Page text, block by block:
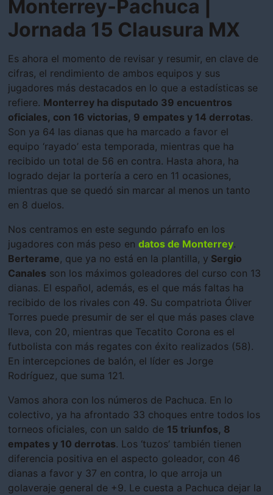
Monterrey-Pachuca |
Jornada 15 Clausura MX
Es ahora el momento de revisar y resumir, en clave de
cifras, el rendimiento de ambos equipos y sus
jugadores más destacados en lo que a estadísticas se
refiere. Monterrey ha disputado 39 encuentros
oficiales, con 16 victorias, 9 empates y 14 derrotas.
Son ya 64 las dianas que ha marcado a favor el
equipo ‘rayado’ esta temporada, mientras que ha
recibido un total de 56 en contra. Hasta ahora, ha
logrado dejar la portería a cero en 11 ocasiones,
mientras que se quedó sin marcar al menos un tanto
en 8 duelos.
Nos centramos en este segundo párrafo en los
jugadores con más peso en datos de Monterrey.
Berterame, que ya no está en la plantilla, y Sergio
Canales son los máximos goleadores del curso con 13
dianas. El español, además, es el que más faltas ha
recibido de los rivales con 49. Su compatriota Óliver
Torres puede presumir de ser el que más pases clave
lleva, con 20, mientras que Tecatito Corona es el
futbolista con más regates con éxito realizados (58).
En intercepciones de balón, el líder es Jorge
Rodríguez, que suma 121.
Vamos ahora con los números de Pachuca. En lo
colectivo, ya ha afrontado 33 choques entre todos los
torneos oficiales, con un saldo de 15 triunfos, 8
empates y 10 derrotas. Los ‘tuzos’ también tienen
diferencia positiva en el aspecto goleador, con 46
dianas a favor y 37 en contra, lo que arroja un
golaveraje general de +9. Le cuesta a Pachuca dejar la